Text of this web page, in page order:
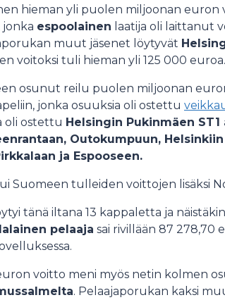
hieman yli puolen miljoonan euron
espoolainen laatija oli laittanut
muut jäsenet löytyvät
voitoksi tuli hieman yli 125 000 euroa.
osunut reilu puolen miljoonan
jonka osuuksia oli ostettu
oli ostettu Helsingin Pukinmäen ST1
Outokumpuun,
ja Espooseen.
Suomeen tulleiden voittojen lisäksi
tänä iltana 13 kappaletta ja
pelaaja sai rivillään 87 278,70
voitto meni myös netin kolmen
. Pelaajaporukan kaksi